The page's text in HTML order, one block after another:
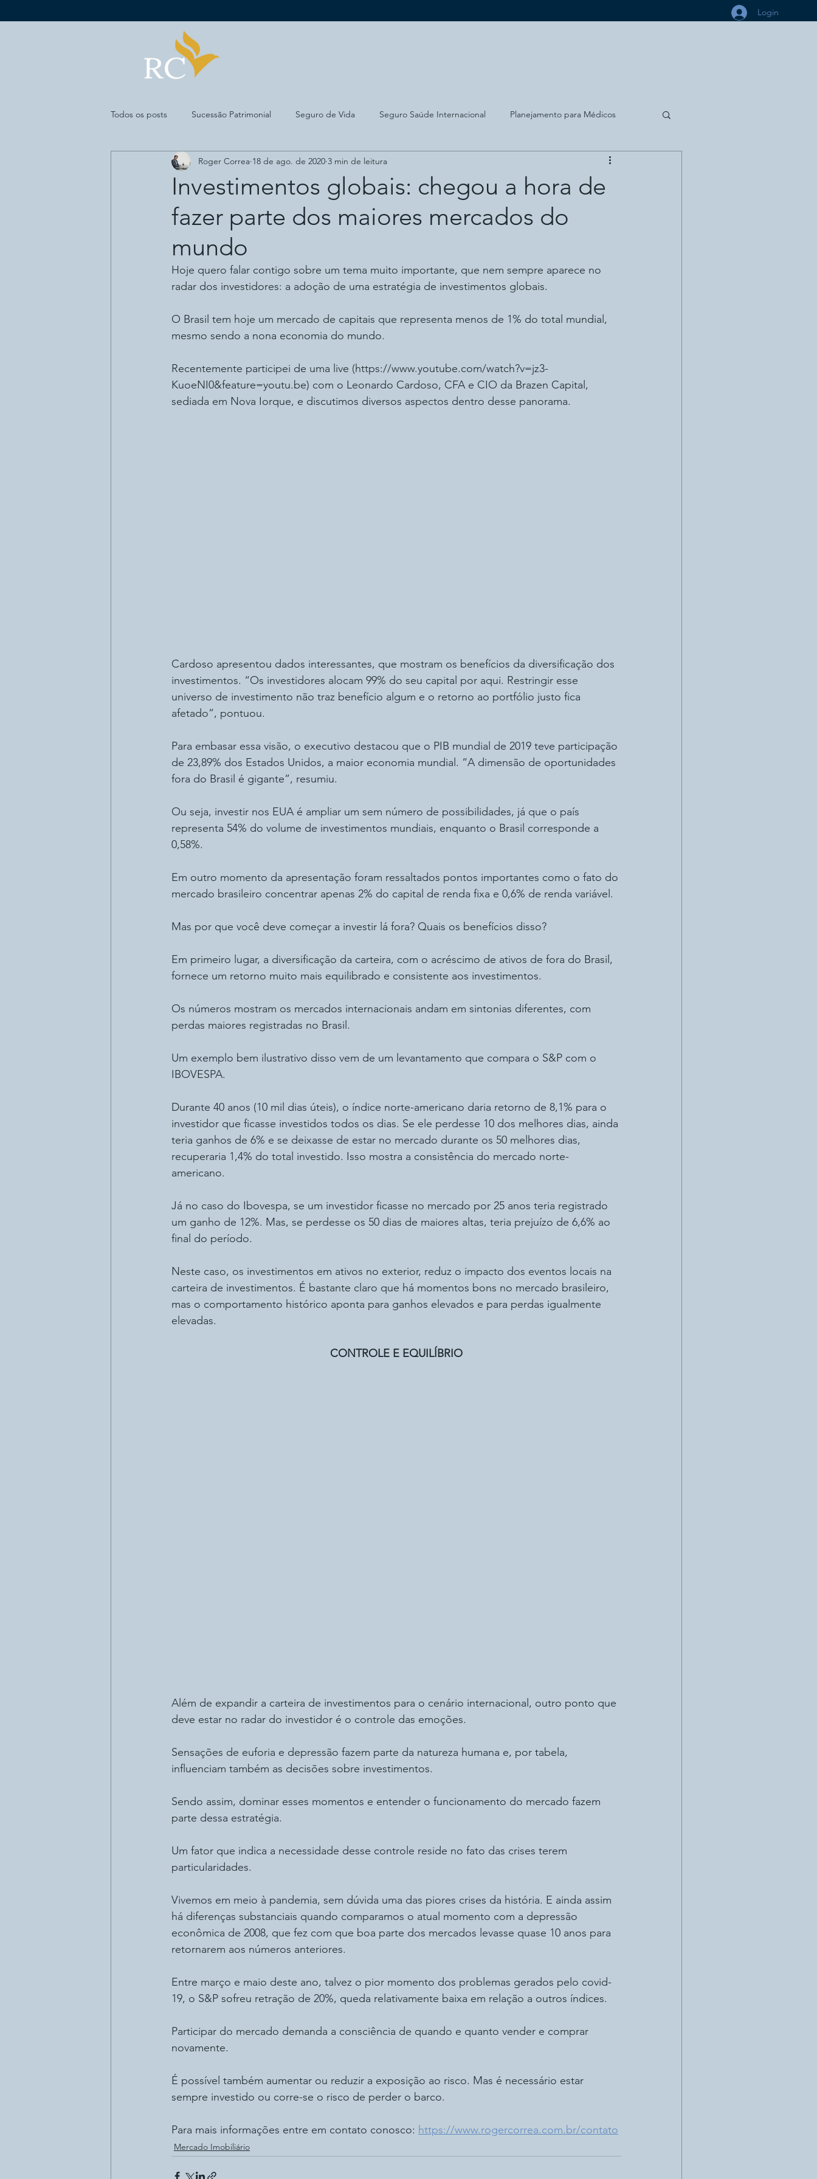
Login
Todos os posts Sucessão Patrimonial Seguro de Vida Seguro Saúde Internacional Planejamento para Médicos
Economia Esportes Mercado Imobiliário Bitcoin
Seguro de Invalidez
Investimentos globais: chegou a hora de
fazer parte dos maiores mercados do
mundo
Roger Correa 18 de ago. de 2020 3 min de leitura
Hoje quero falar contigo sobre um tema muito importante, que nem sempre aparece no
radar dos investidores: a adoção de uma estratégia de investimentos globais.
O Brasil tem hoje um mercado de capitais que representa menos de 1% do total mundial,
mesmo sendo a nona economia do mundo.
Recentemente participei de uma live (https://www.youtube.com/watch?v=jz3-
KuoeNI0&feature=youtu.be) com o Leonardo Cardoso, CFA e CIO da Brazen Capital,
sediada em Nova Iorque, e discutimos diversos aspectos dentro desse panorama.
Cardoso apresentou dados interessantes, que mostram os benefícios da diversificação dos
investimentos. “Os investidores alocam 99% do seu capital por aqui. Restringir esse
universo de investimento não traz benefício algum e o retorno ao portfólio justo fica
afetado”, pontuou.
Para embasar essa visão, o executivo destacou que o PIB mundial de 2019 teve participação
de 23,89% dos Estados Unidos, a maior economia mundial. “A dimensão de oportunidades
fora do Brasil é gigante”, resumiu.
Ou seja, investir nos EUA é ampliar um sem número de possibilidades, já que o país
representa 54% do volume de investimentos mundiais, enquanto o Brasil corresponde a
0,58%.
Em outro momento da apresentação foram ressaltados pontos importantes como o fato do
mercado brasileiro concentrar apenas 2% do capital de renda fixa e 0,6% de renda variável.
Mas por que você deve começar a investir lá fora? Quais os benefícios disso?
Em primeiro lugar, a diversificação da carteira, com o acréscimo de ativos de fora do Brasil,
fornece um retorno muito mais equilibrado e consistente aos investimentos.
Os números mostram os mercados internacionais andam em sintonias diferentes, com
perdas maiores registradas no Brasil.
Um exemplo bem ilustrativo disso vem de um levantamento que compara o S&P com o
IBOVESPA.
Durante 40 anos (10 mil dias úteis), o índice norte-americano daria retorno de 8,1% para o
investidor que ficasse investidos todos os dias. Se ele perdesse 10 dos melhores dias, ainda
teria ganhos de 6% e se deixasse de estar no mercado durante os 50 melhores dias,
recuperaria 1,4% do total investido. Isso mostra a consistência do mercado norte-
americano.
Já no caso do Ibovespa, se um investidor ficasse no mercado por 25 anos teria registrado
um ganho de 12%. Mas, se perdesse os 50 dias de maiores altas, teria prejuízo de 6,6% ao
final do período.
Neste caso, os investimentos em ativos no exterior, reduz o impacto dos eventos locais na
carteira de investimentos. É bastante claro que há momentos bons no mercado brasileiro,
mas o comportamento histórico aponta para ganhos elevados e para perdas igualmente
elevadas.
CONTROLE E EQUILÍBRIO
Além de expandir a carteira de investimentos para o cenário internacional, outro ponto que
deve estar no radar do investidor é o controle das emoções.
Sensações de euforia e depressão fazem parte da natureza humana e, por tabela,
influenciam também as decisões sobre investimentos.
Sendo assim, dominar esses momentos e entender o funcionamento do mercado fazem
parte dessa estratégia.
Um fator que indica a necessidade desse controle reside no fato das crises terem
particularidades.
Vivemos em meio à pandemia, sem dúvida uma das piores crises da história. E ainda assim
há diferenças substanciais quando comparamos o atual momento com a depressão
econômica de 2008, que fez com que boa parte dos mercados levasse quase 10 anos para
retornarem aos números anteriores.
Entre março e maio deste ano, talvez o pior momento dos problemas gerados pelo covid-
19, o S&P sofreu retração de 20%, queda relativamente baixa em relação a outros índices.
Participar do mercado demanda a consciência de quando e quanto vender e comprar
novamente.
É possível também aumentar ou reduzir a exposição ao risco. Mas é necessário estar
sempre investido ou corre-se o risco de perder o barco.
Para mais informações entre em contato conosco: https://www.rogercorrea.com.br/contato
Mercado Imobiliário